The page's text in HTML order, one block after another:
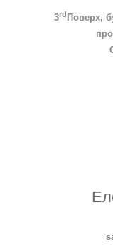
3rdПоверх,